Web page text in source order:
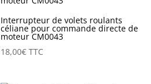
Interrupteur de volets roulants
céliane pour commande directe de
moteur CM0043
18,00€ TTC